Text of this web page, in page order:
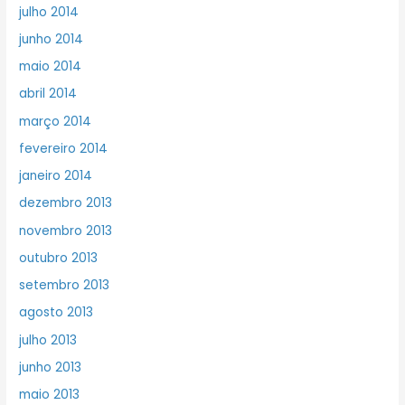
julho 2014
junho 2014
maio 2014
abril 2014
março 2014
fevereiro 2014
janeiro 2014
dezembro 2013
novembro 2013
outubro 2013
setembro 2013
agosto 2013
julho 2013
junho 2013
maio 2013